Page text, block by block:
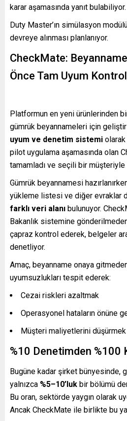
karar aşamasında yanıt bulabiliyor.
Duty Master’ın simülasyon
devreye alınması planlanıyor.
CheckMate:
Önce Tam Uyum
Platformun en yeni ürünlerinden
gümrük beyannameleri için
uyum ve denetim sistemi olarak
pilot uygulama aşamasında olan
tamamladı ve seçili bir müşteriyle
Gümrük beyannamesi
yükleme listesi ve diğer evraklar
farklı veri alanı bulunuyor.
Bakanlık sistemine
çapraz kontrol ederek, belgeler
denetliyor.
Amaç, beyanname onaya
uyumsuzlukları tespit ederek:
Cezai riskleri azaltmak
Operasyonel hataların önüne
Müşteri maliyetlerini düşürmek
%10 Denetimden %100
Bugüne kadar şirket bünyesinde,
yalnızca %5–10’luk bir bölümü
Bu oran, sektörde yaygın olarak
Ancak CheckMate ile birlikte bu